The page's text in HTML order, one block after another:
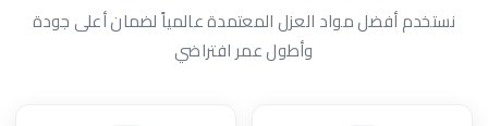
نستخدم أفضل مواد العزل المعتمدة عالمياً لضمان أعلى جودة
وأطول عمر افتراضي